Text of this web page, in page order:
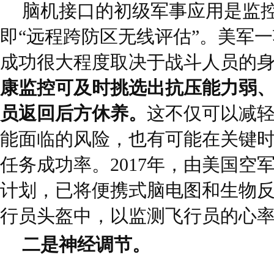
脑机接口的初级军事应用是监
即“远程跨防区无线评估”。美军
成功很大程度取决于战斗人员的
康监控可及时挑选出抗压能力弱
员返回后方休养。 这不仅可以减
能面临的风险，也有可能在关键
任务成功率。2017年，由美国空
计划，已将便携式脑电图和生物
行员头盔中，以监测飞行员的心
二是神经调节。